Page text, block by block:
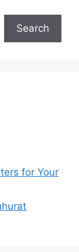
Search
for Your